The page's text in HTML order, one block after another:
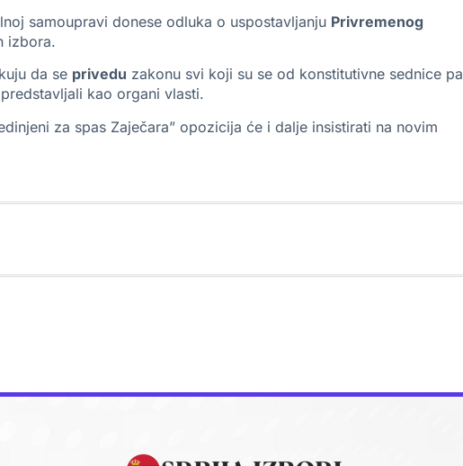
samoupravi donese odluka o uspostavljanju Privremenog
izbora.
da se privedu zakonu svi koji su se od konstitutivne sednice pa
kao organi vlasti.
za spas Zaječara” opozicija će i dalje insistirati na novim